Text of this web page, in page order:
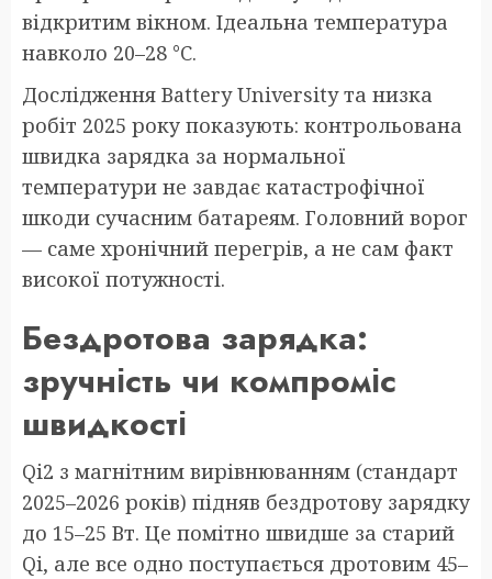
відкритим вікном. Ідеальна температура
навколо 20–28 °C.
Дослідження Battery University та низка
робіт 2025 року показують: контрольована
швидка зарядка за нормальної
температури не завдає катастрофічної
шкоди сучасним батареям. Головний ворог
— саме хронічний перегрів, а не сам факт
високої потужності.
Бездротова зарядка:
зручність чи компроміс
швидкості
Qi2 з магнітним вирівнюванням (стандарт
2025–2026 років) підняв бездротову зарядку
до 15–25 Вт. Це помітно швидше за старий
Qi, але все одно поступається дротовим 45–